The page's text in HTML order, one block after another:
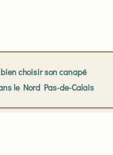
choisir son canapé
le Nord Pas-de-Calais